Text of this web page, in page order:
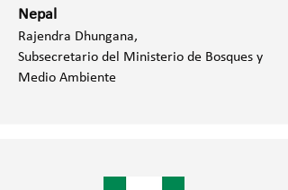
Nepal
Rajendra Dhungana,
Subsecretario del Ministerio de Bosques y
Medio Ambiente